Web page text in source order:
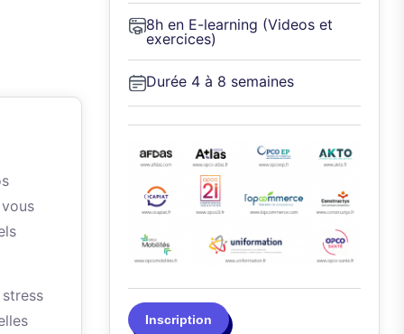
8h en E-learning (Videos et
exercices)
Durée 4 à 8 semaines
Inscription